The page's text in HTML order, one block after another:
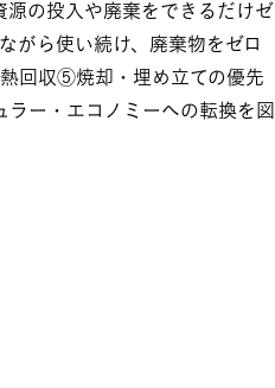
の投入や廃棄をできるだけゼ
がら使い続け、廃棄物をゼロ
回収⑤焼却・埋め立ての優先
ー・エコノミーへの転換を図